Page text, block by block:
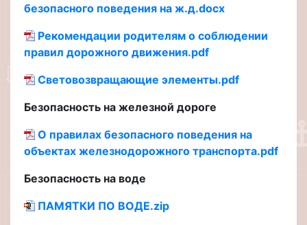
безопасного поведения на ж.д.docx
Рекомендации родителям о соблюдении
правил дорожного движения.pdf
Световозвращающие элементы.pdf
Безопасность на железной дороге
О правилах безопасного поведения на
объектах железнодорожного транспорта.pdf
Безопасность на воде
ПАМЯТКИ ПО ВОДЕ.zip